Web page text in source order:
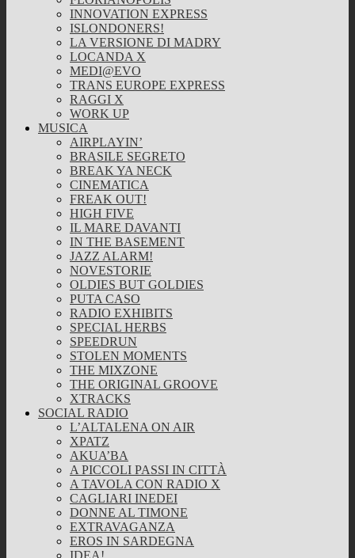
INNOVATION EXPRESS
ISLONDONERS!
LA VERSIONE DI MADRY
LOCANDA X
MEDI@EVO
TRANS EUROPE EXPRESS
RAGGI X
WORK UP
MUSICA
AIRPLAYIN’
BRASILE SEGRETO
BREAK YA NECK
CINEMATICA
FREAK OUT!
HIGH FIVE
IL MARE DAVANTI
IN THE BASEMENT
JAZZ ALARM!
NOVESTORIE
OLDIES BUT GOLDIES
PUTA CASO
RADIO EXHIBITS
SPECIAL HERBS
SPEEDRUN
STOLEN MOMENTS
THE MIXZONE
THE ORIGINAL GROOVE
XTRACKS
SOCIAL RADIO
L’ALTALENA ON AIR
XPATZ
AKUA’BA
A PICCOLI PASSI IN CITTÀ
A TAVOLA CON RADIO X
CAGLIARI INEDEI
DONNE AL TIMONE
EXTRAVAGANZA
EROS IN SARDEGNA
IDEA!